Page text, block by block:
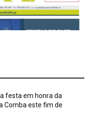
festa em honra da
Comba este fim de